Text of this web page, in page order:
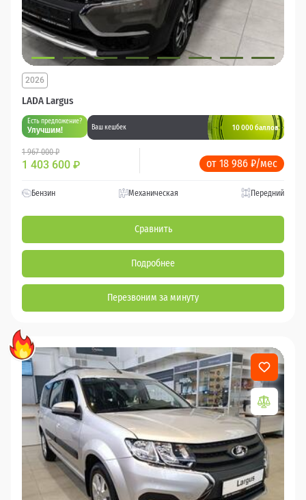
LADA Largus
2026
Есть предложение?
Улучшим! Ваш кешбек 10 000 баллов
1 967 000 ₽
1 403 600 ₽ от 18 986 ₽/мес
Бензин Механическая Передний
Сравнить
Подробнее
Перезвоним за минуту